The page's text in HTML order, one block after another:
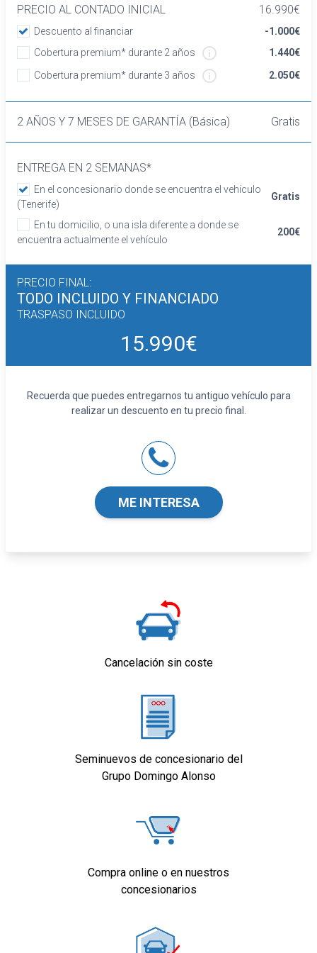
Volante en material plástico
tarjeta/llave inteligente
Retrovisor interior/cámara
Confort
Dirección asistida
Sistema de ventilación
Regulación de los faros con sensor de
oscuridad
Control de crucero
Sistema de distancia de aparcamiento
traseros con sensor
Seguridad
Airbag lateral de cortina delantero
Airbag frontal del conductor y acompañante
Reposacabezas en asientos delanteros, tres
reposacabezas en asientos traseros
Indicador de baja presión de los neumáticos
modelo. Para detalle, dirigirse a
PRECIO AL CONTADO INICIAL
16.990€
Descuento al financiar
-1.000€
Cobertura premium* durante 2 años
1.440€
Cobertura premium* durante 3 años
2.050€
2 AÑOS Y 7 MESES DE GARANTÍA (Básica) Gratis
ENTREGA EN 2 SEMANAS*
En el concesionario donde se encuentra el vehiculo
(Tenerife)
Gratis
En tu domicilio, o una isla diferente a donde se
encuentra actualmente el vehículo
200€
PRECIO FINAL:
TODO INCLUIDO Y FINANCIADO
TRASPASO INCLUIDO
15.990€
Recuerda que puedes entregarnos tu antiguo vehículo para
realizar un descuento en tu precio final.
ME INTERESA
Cancelación sin coste
Seminuevos de concesionario del
Grupo Domingo Alonso
Compra online o en nuestros
concesionarios